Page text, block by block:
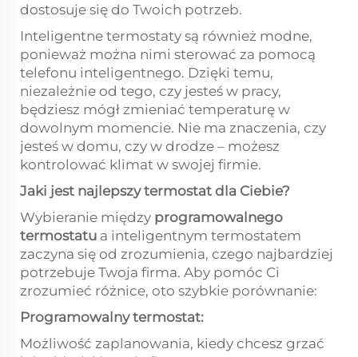
dostosuje się do Twoich potrzeb.
Inteligentne termostaty są również modne,
ponieważ można nimi sterować za pomocą
telefonu inteligentnego. Dzięki temu,
niezależnie od tego, czy jesteś w pracy,
będziesz mógł zmieniać temperaturę w
dowolnym momencie. Nie ma znaczenia, czy
jesteś w domu, czy w drodze – możesz
kontrolować klimat w swojej firmie.
Jaki jest najlepszy termostat dla Ciebie?
Wybieranie między programowalnego
termostatu a inteligentnym termostatem
zaczyna się od zrozumienia, czego najbardziej
potrzebuje Twoja firma. Aby pomóc Ci
zrozumieć różnice, oto szybkie porównanie:
Programowalny termostat:
Możliwość zaplanowania, kiedy chcesz grzać